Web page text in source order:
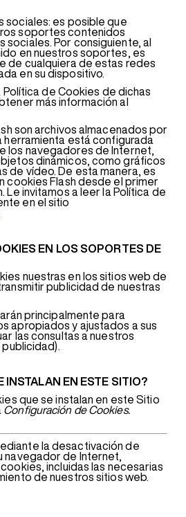
sociales: es posible que
soportes contenidos
Por consiguiente, al
en nuestros soportes, es
de cualquiera de estas redes
en su dispositivo.
Política de Cookies de dichas
más información al
son archivos almacenados por
herramienta está configurada
los navegadores de Internet,
dinámicos, como gráficos
de vídeo. De esta manera, es
cookies Flash desde el primer
Le invitamos a leer la Política de
en el sitio
EN LOS SOPORTES DE
nuestras en los sitios web de
publicidad de nuestras
principalmente para
apropiados y ajustados a sus
las consultas a nuestros
INSTALAN EN ESTE SITIO?
que se instalan en este Sitio
Configuración de Cookies.
la desactivación de
navegador de Internet,
incluidas las necesarias
de nuestros sitios web.